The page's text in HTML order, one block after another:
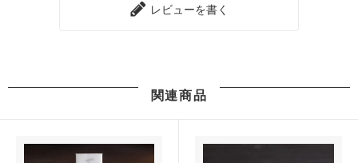
レビューを書く
関連商品